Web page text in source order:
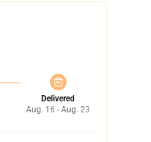
Delivered
Aug. 16 - Aug. 23